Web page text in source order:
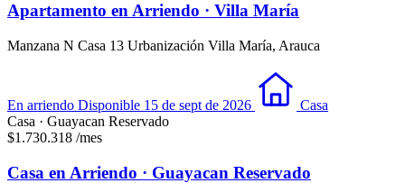
Apartamento en Arriendo · Villa María
Manzana N Casa 13 Urbanización Villa María, Arauca
En arriendo Disponible 15 de sept de 2026
Casa
Casa · Guayacan Reservado
$1.730.318 /mes
Casa en Arriendo · Guayacan Reservado